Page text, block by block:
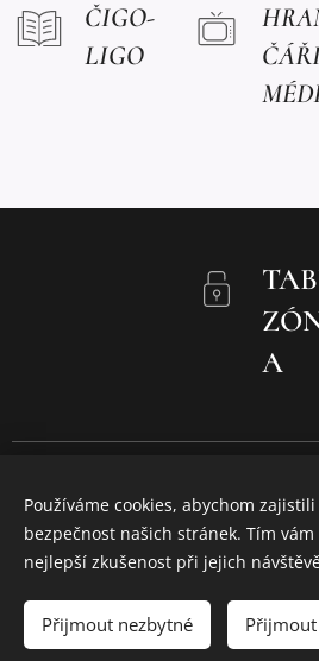
ČIGO-
LIGO
A
KRTEK & CHYTROUŠ
DĚKUJEMESPOLEČNOSTI WEBNODE
Jazyky
Čeština
Používáme cookies, abychom
bezpečnost našich stránek. Tím
nejlepší zkušenost při jejich
Přijmout nezbytné